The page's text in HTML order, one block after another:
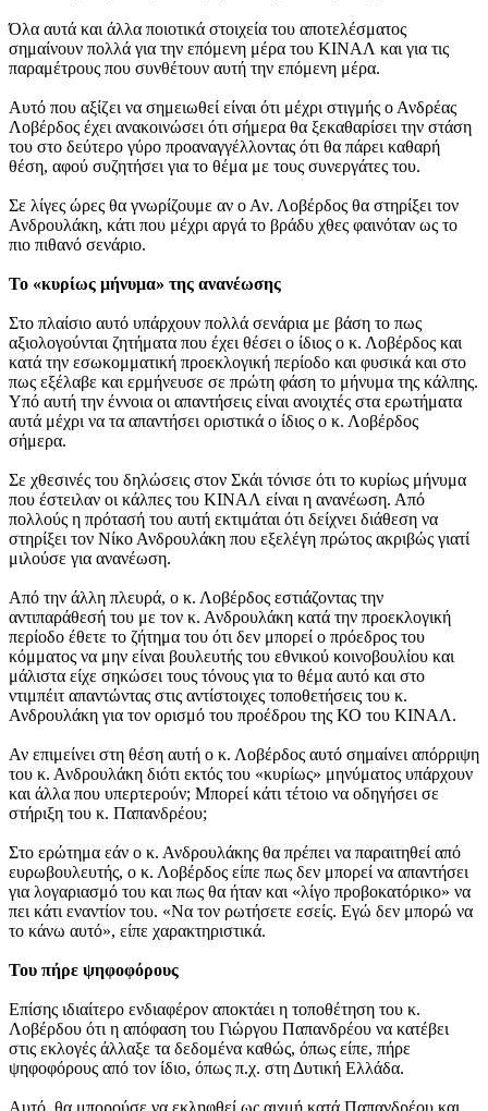
Όλα αυτά και άλλα ποιοτικά στοιχεία του αποτελέσματος
σημαίνουν πολλά για την επόμενη μέρα του ΚΙΝΑΛ και για τις
παραμέτρους που συνθέτουν αυτή την επόμενη μέρα.
Αυτό που αξίζει να σημειωθεί είναι ότι μέχρι στιγμής ο Ανδρέας
Λοβέρδος έχει ανακοινώσει ότι σήμερα θα ξεκαθαρίσει την στάση
του στο δεύτερο γύρο προαναγγέλλοντας ότι θα πάρει καθαρή
θέση, αφού συζητήσει για το θέμα με τους συνεργάτες του.
Σε λίγες ώρες θα γνωρίζουμε αν ο Αν. Λοβέρδος θα στηρίξει τον
Ανδρουλάκη, κάτι που μέχρι αργά το βράδυ χθες φαινόταν ως το
πιο πιθανό σενάριο.
Το «κυρίως μήνυμα» της ανανέωσης
Στο πλαίσιο αυτό υπάρχουν πολλά σενάρια με βάση το πως
αξιολογούνται ζητήματα που έχει θέσει ο ίδιος ο κ. Λοβέρδος και
κατά την εσωκομματική προεκλογική περίοδο και φυσικά και στο
πως εξέλαβε και ερμήνευσε σε πρώτη φάση το μήνυμα της κάλπης.
Υπό αυτή την έννοια οι απαντήσεις είναι ανοιχτές στα ερωτήματα
αυτά μέχρι να τα απαντήσει οριστικά ο ίδιος ο κ. Λοβέρδος
σήμερα.
Σε χθεσινές του δηλώσεις στον Σκάι τόνισε ότι το κυρίως μήνυμα
που έστειλαν οι κάλπες του ΚΙΝΑΛ είναι η ανανέωση. Από
πολλούς η πρότασή του αυτή εκτιμάται ότι δείχνει διάθεση να
στηρίξει τον Νίκο Ανδρουλάκη που εξελέγη πρώτος ακριβώς γιατί
μιλούσε για ανανέωση.
Από την άλλη πλευρά, ο κ. Λοβέρδος εστιάζοντας την
αντιπαράθεσή του με τον κ. Ανδρουλάκη κατά την προεκλογική
περίοδο έθετε το ζήτημα του ότι δεν μπορεί ο πρόεδρος του
κόμματος να μην είναι βουλευτής του εθνικού κοινοβουλίου και
μάλιστα είχε σηκώσει τους τόνους για το θέμα αυτό και στο
ντιμπέιτ απαντώντας στις αντίστοιχες τοποθετήσεις του κ.
Ανδρουλάκη για τον ορισμό του προέδρου της ΚΟ του ΚΙΝΑΛ.
Αν επιμείνει στη θέση αυτή ο κ. Λοβέρδος αυτό σημαίνει απόρριψη
του κ. Ανδρουλάκη διότι εκτός του «κυρίως» μηνύματος υπάρχουν
και άλλα που υπερτερούν; Μπορεί κάτι τέτοιο να οδηγήσει σε
στήριξη του κ. Παπανδρέου;
Στο ερώτημα εάν ο κ. Ανδρουλάκης θα πρέπει να παραιτηθεί από
ευρωβουλευτής, ο κ. Λοβέρδος είπε πως δεν μπορεί να απαντήσει
για λογαριασμό του και πως θα ήταν και «λίγο προβοκατόρικο» να
πει κάτι εναντίον του. «Να τον ρωτήσετε εσείς. Εγώ δεν μπορώ να
το κάνω αυτό», είπε χαρακτηριστικά.
Του πήρε ψηφοφόρους
Επίσης ιδιαίτερο ενδιαφέρον αποκτάει η τοποθέτηση του κ.
Λοβέρδου ότι η απόφαση του Γιώργου Παπανδρέου να κατέβει
στις εκλογές άλλαξε τα δεδομένα καθώς, όπως είπε, πήρε
ψηφοφόρους από τον ίδιο, όπως π.χ. στη Δυτική Ελλάδα.
Αυτό, θα μπορούσε να εκληφθεί ως αιχμή κατά Παπανδρέου και